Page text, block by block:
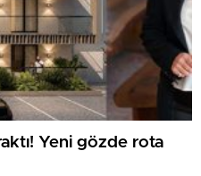
Yeni gözde rota